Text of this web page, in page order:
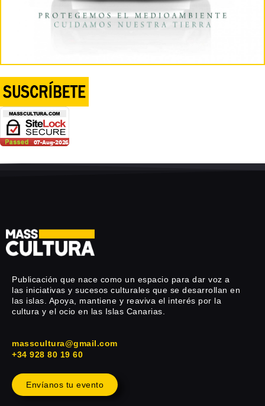
Publicación que nace como un espacio para dar voz a
las iniciativas y sucesos culturales que se desarrollan en
las islas. Apoya, mantiene y reaviva el interés por la
cultura y el ocio en las Islas Canarias.
masscultura@gmail.com
+34 928 80 19 60
Envíanos tu evento